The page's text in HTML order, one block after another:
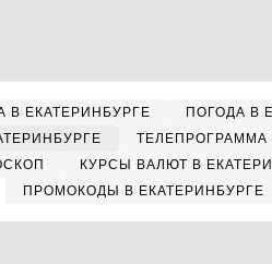
В ЕКАТЕРИНБУРГЕ ПОГОДА В
ТЕЛЕПРОГРАММА
КУРСЫ ВАЛЮТ В
ПРОМОКОДЫ В ЕКАТЕРИНБУРГЕ